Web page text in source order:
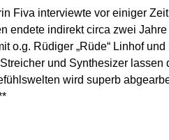
Fiva interviewte vor einiger
endete indirekt circa zwei
o.g. Rüdiger „Rüde“ Linhof
und Synthesizer
wird superb